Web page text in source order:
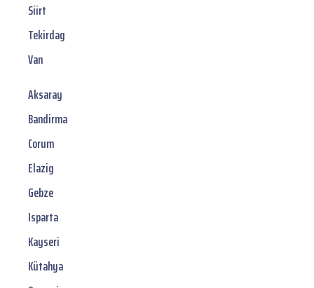
Siirt
Tekirdag
Van
Aksaray
Bandirma
Corum
Elazig
Gebze
Isparta
Kayseri
Kütahya